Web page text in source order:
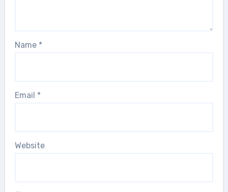
Name *
Email *
Website